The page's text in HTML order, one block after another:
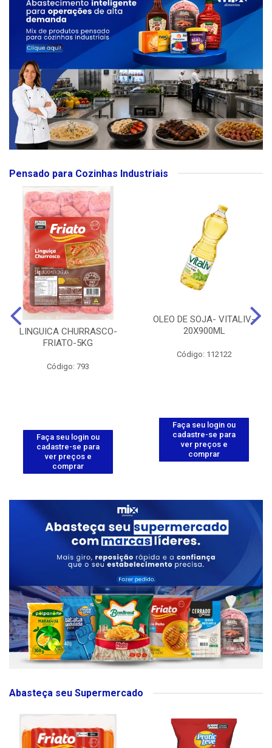
Pensado para Cozinhas Industriais
LINGUICA CHURRASCO-
FRIATO-5KG
Código: 793
Faça seu login ou
cadastre-se para
ver preços e
comprar
OLEO DE SOJA- VITALIV-
20X900ML
Código: 112122
Faça seu login ou
cadastre-se para
ver preços e
comprar
Abasteça seu Supermercado